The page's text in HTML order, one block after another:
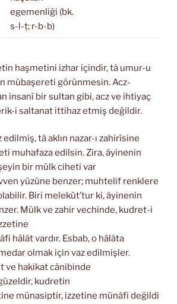
egemenliği (bk.
s-l-ṭ; r-b-b)
haşmetini izhar içindir, tâ umur-u
mübaşereti görünmesin. Acz-
insanî bir sultan gibi, acz ve ihtiyaç
i saltanat ittihaz etmiş değildir.
tâ aklın nazar-ı zahirîsine
muhafaza edilsin. Zira, âyinenin
bir mülk ciheti var
yüzüne benzer; muhtelif renklere
Biri melekût’tur ki, âyinenin
Mülk ve zahir vechinde, kudret-i
hâlât vardır. Esbab, o hâlâta
olmak için vaz edilmişler.
ve hakikat cânibinde
kudretin
münasiptir, izzetine münâfi değildi